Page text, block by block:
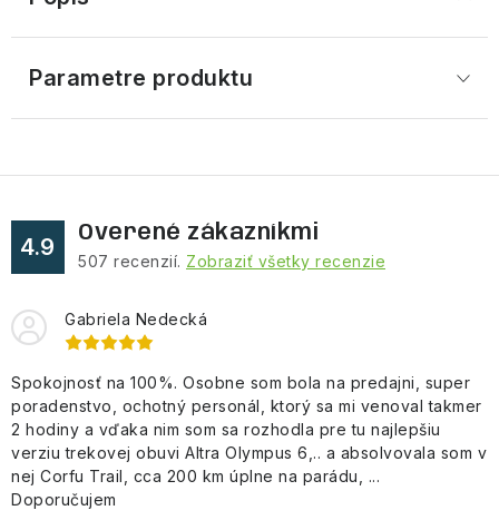
Parametre produktu
4.9
Overené zákazníkmi
507 recenzií. Zobraziť všetky recenzie
Gabriela Nedecká
Spokojnosť na 100%. Osobne som bola na predajni, super
poradenstvo, ochotný personál, ktorý sa mi venoval takmer
2 hodiny a vďaka nim som sa rozhodla pre tu najlepšiu
verziu trekovej obuvi Altra Olympus 6,.. a absolvovala som v
nej Corfu Trail, cca 200 km úplne na parádu, ...
Doporučujem